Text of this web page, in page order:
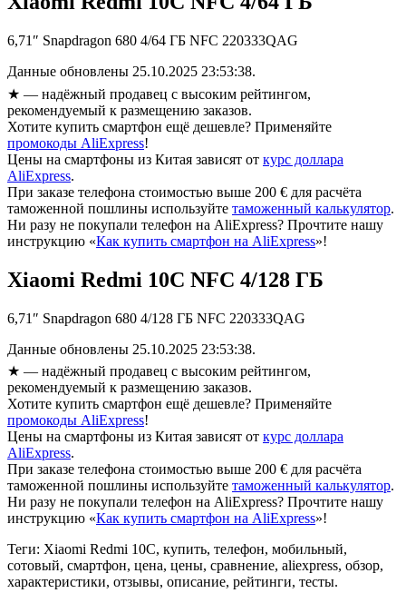
6,71″ Snapdragon 680 4/64 ГБ NFC 220333QAG
Данные обновлены 25.10.2025 23:53:38.
★ — надёжный продавец с высоким рейтингом,
рекомендуемый к размещению заказов.
Хотите купить смартфон ещё дешевле? Применяйте
промокоды AliExpress!
Цены на смартфоны из Китая зависят от курс доллара
AliExpress.
При заказе телефона стоимостью выше 200 € для расчёта
таможенной пошлины используйте таможенный калькулятор.
Ни разу не покупали телефон на AliExpress? Прочтите нашу
инструкцию «Как купить смартфон на AliExpress»!
Xiaomi Redmi 10C NFC 4/128 ГБ
6,71″ Snapdragon 680 4/128 ГБ NFC 220333QAG
Данные обновлены 25.10.2025 23:53:38.
★ — надёжный продавец с высоким рейтингом,
рекомендуемый к размещению заказов.
Хотите купить смартфон ещё дешевле? Применяйте
промокоды AliExpress!
Цены на смартфоны из Китая зависят от курс доллара
AliExpress.
При заказе телефона стоимостью выше 200 € для расчёта
таможенной пошлины используйте таможенный калькулятор.
Ни разу не покупали телефон на AliExpress? Прочтите нашу
инструкцию «Как купить смартфон на AliExpress»!
Теги: Xiaomi Redmi 10C, купить, телефон, мобильный,
сотовый, смартфон, цена, цены, сравнение, aliexpress, обзор,
характеристики, отзывы, описание, рейтинги, тесты.